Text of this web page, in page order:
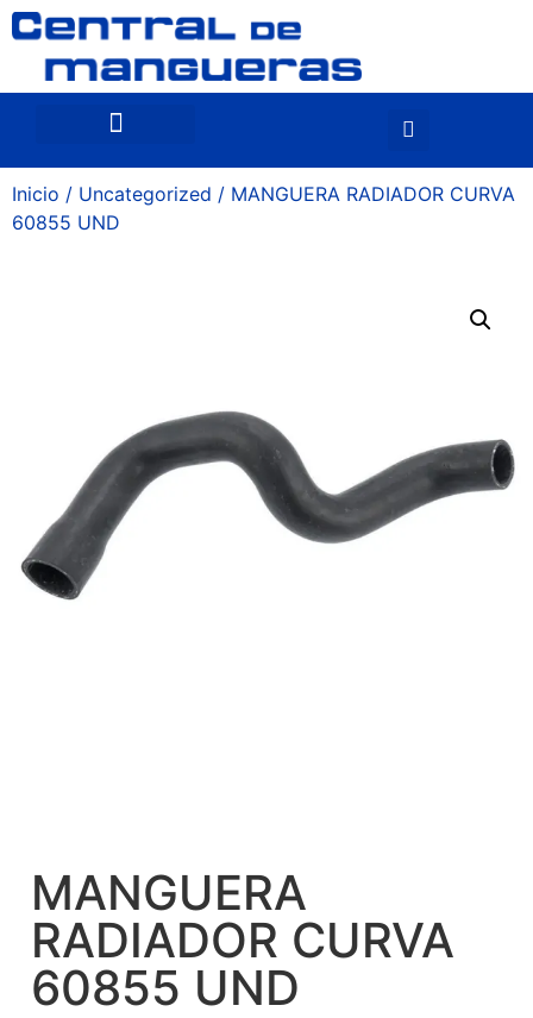
Inicio / Uncategorized / MANGUERA RADIADOR CURVA
60855 UND
MANGUERA
RADIADOR CURVA
60855 UND